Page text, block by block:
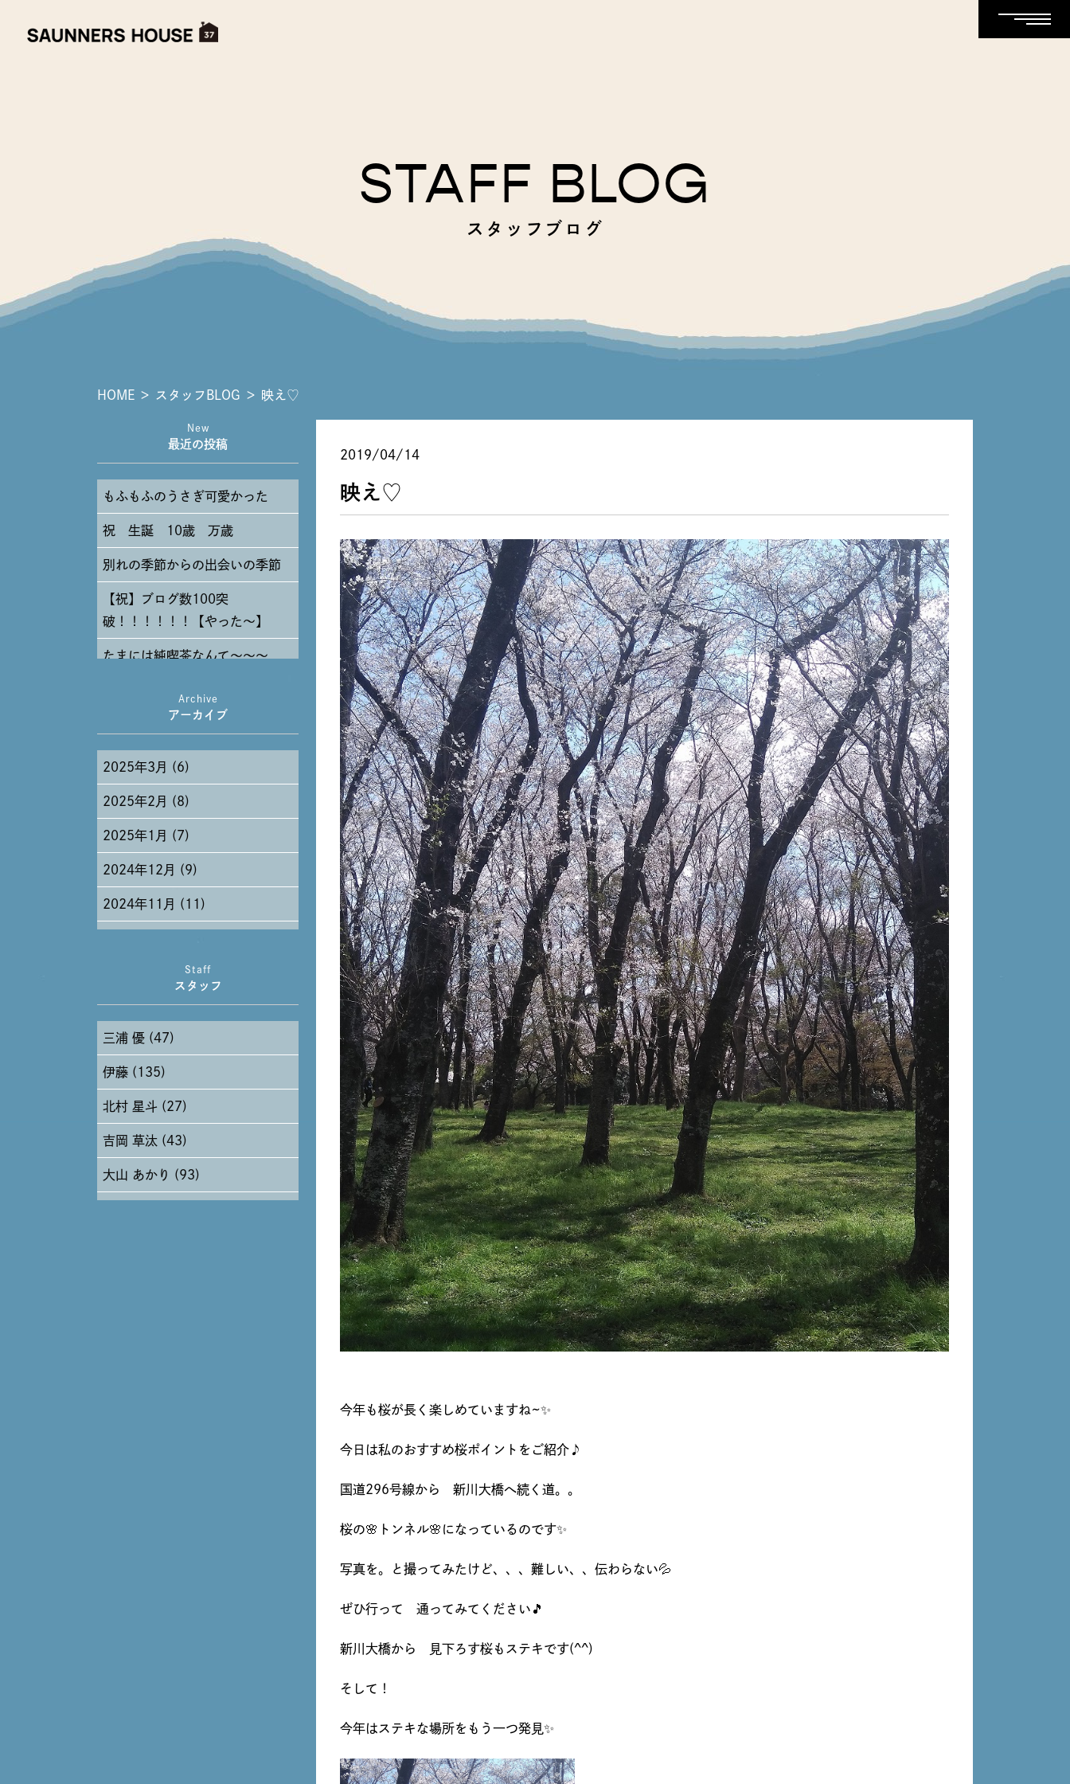
STAFF BLOG
スタッフブログ
HOME ＞ スタッフBLOG ＞ 映え♡
2019/04/14
映え♡
今年も桜が長く楽しめていますね~✨
今日は私のおすすめ桜ポイントをご紹介♪
国道296号線から 新川大橋へ続く道。。
桜の🌸トンネル🌸になっているのです✨
写真を。と撮ってみたけど、、、難しい、、伝わらない💦
ぜひ行って 通ってみてください🎵
新川大橋から 見下ろす桜もステキです(^^)
そして！
今年はステキな場所をもう一つ発見✨
New
最近の投稿
もふもふのうさぎ可愛かった
祝 生誕 10歳 万歳
別れの季節からの出会いの季節
【祝】ブログ数100突
破！！！！！！【やった～】
たまには純喫茶なんて～～～
Archive
アーカイブ
2025年3月 (6)
2025年2月 (8)
2025年1月 (7)
2024年12月 (9)
2024年11月 (11)
2024年9月 (11)
2024年8月 (11)
2024年7月 (11)
2024年6月 (12)
2024年5月 (19)
2024年4月 (17)
Staff
スタッフ
三浦 優 (47)
伊藤 (135)
北村 星斗 (27)
吉岡 草汰 (43)
大山 あかり (93)